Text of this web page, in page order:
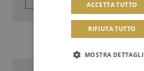
ACCETTA TUTTO
RIFIUTA TUTTO
MOSTRA DETTAGLI